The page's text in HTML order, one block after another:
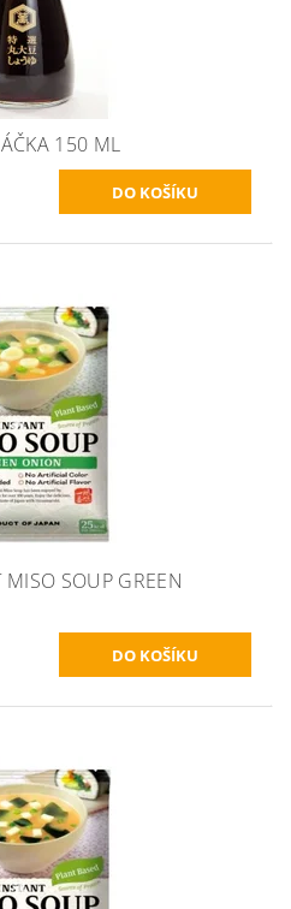
150 ML
SOUP GREEN